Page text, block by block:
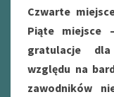
Czwarte
Piąte miejsce
gratulacje
względu na
zawodników